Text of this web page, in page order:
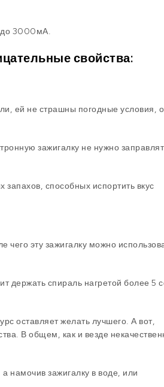
до 3000мА.
свойства:
ей не страшны погодные условия,
зажигалку не нужно
запахов, способных испортить вкус
чего эту зажигалку можно
держать спираль нагретой более 5
оставляет желать лучшего. А вот,
В общем, как и везде
намочив зажигалку в воде, или